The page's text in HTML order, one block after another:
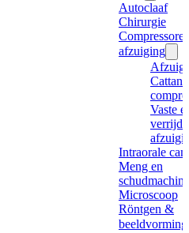
Autoclaaf
Chirurgie
afzuiging
Cattani
Vaste
Intraorale
Meng en
Microscoop
Röntgen &
beeldvorming